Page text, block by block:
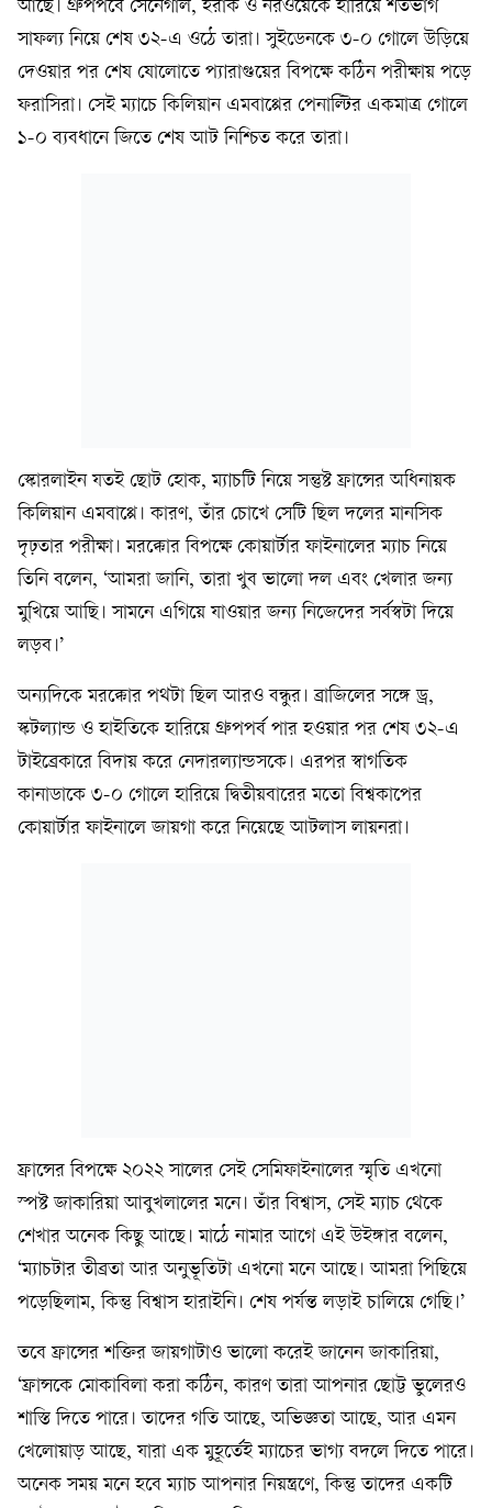
আছে। গ্রুপপর্বে সেনেগাল, ইরাক ও নরওয়েকে হারিয়ে শতভাগ
সাফল্য নিয়ে শেষ ৩২-এ ওঠে তারা। সুইডেনকে ৩-০ গোলে উড়িয়ে
দেওয়ার পর শেষ ষোলোতে প্যারাগুয়ের বিপক্ষে কঠিন পরীক্ষায় পড়ে
ফরাসিরা। সেই ম্যাচে কিলিয়ান এমবাপ্পের পেনাল্টির একমাত্র গোলে
১-০ ব্যবধানে জিতে শেষ আট নিশ্চিত করে তারা।
স্কোরলাইন যতই ছোট হোক, ম্যাচটি নিয়ে সন্তুষ্ট ফ্রান্সের অধিনায়ক
কিলিয়ান এমবাপ্পে। কারণ, তাঁর চোখে সেটি ছিল দলের মানসিক
দৃঢ়তার পরীক্ষা। মরক্কোর বিপক্ষে কোয়ার্টার ফাইনালের ম্যাচ নিয়ে
তিনি বলেন, ‘আমরা জানি, তারা খুব ভালো দল এবং খেলার জন্য
মুখিয়ে আছি। সামনে এগিয়ে যাওয়ার জন্য নিজেদের সর্বস্বটা দিয়ে
লড়ব।’
অন্যদিকে মরক্কোর পথটা ছিল আরও বন্ধুর। ব্রাজিলের সঙ্গে ড্র,
স্কটল্যান্ড ও হাইতিকে হারিয়ে গ্রুপপর্ব পার হওয়ার পর শেষ ৩২-এ
টাইব্রেকারে বিদায় করে নেদারল্যান্ডসকে। এরপর স্বাগতিক
কানাডাকে ৩-০ গোলে হারিয়ে দ্বিতীয়বারের মতো বিশ্বকাপের
কোয়ার্টার ফাইনালে জায়গা করে নিয়েছে আটলাস লায়নরা।
ফ্রান্সের বিপক্ষে ২০২২ সালের সেই সেমিফাইনালের স্মৃতি এখনো
স্পষ্ট জাকারিয়া আবুখলালের মনে। তাঁর বিশ্বাস, সেই ম্যাচ থেকে
শেখার অনেক কিছু আছে। মাঠে নামার আগে এই উইঙ্গার বলেন,
‘ম্যাচটার তীব্রতা আর অনুভূতিটা এখনো মনে আছে। আমরা পিছিয়ে
পড়েছিলাম, কিন্তু বিশ্বাস হারাইনি। শেষ পর্যন্ত লড়াই চালিয়ে গেছি।’
তবে ফ্রান্সের শক্তির জায়গাটাও ভালো করেই জানেন জাকারিয়া,
‘ফ্রান্সকে মোকাবিলা করা কঠিন, কারণ তারা আপনার ছোট্ট ভুলেরও
শাস্তি দিতে পারে। তাদের গতি আছে, অভিজ্ঞতা আছে, আর এমন
খেলোয়াড় আছে, যারা এক মুহূর্তেই ম্যাচের ভাগ্য বদলে দিতে পারে।
অনেক সময় মনে হবে ম্যাচ আপনার নিয়ন্ত্রণে, কিন্তু তাদের একটি